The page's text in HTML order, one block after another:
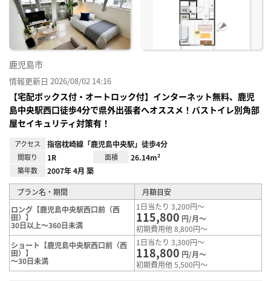
鹿児島市
情報更新日 2026/08/02 14:16
【宅配ボックス付・オートロック付】インターネット無料、鹿児
島中央駅西口徒歩4分で県外出張者へオススメ！バストイレ別角部
屋セイキュリティ対策有！
アクセス 指宿枕崎線「鹿児島中央駅」徒歩4分
間取り 1R 面積 26.14m²
築年数 2007年 4月 築
プラン名・期間
月額目安
ロング【鹿児島中央駅西口前（西
田）】
30日以上～360日未満
1日当たり 3,200円～
115,800 円/月～
初期費用他 8,800円～
ショート【鹿児島中央駅西口前（西
田）】
～30日未満
1日当たり 3,300円～
118,800 円/月～
初期費用他 5,500円～